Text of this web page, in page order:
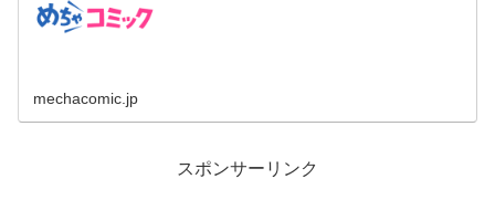
mechacomic.jp
スポンサーリンク